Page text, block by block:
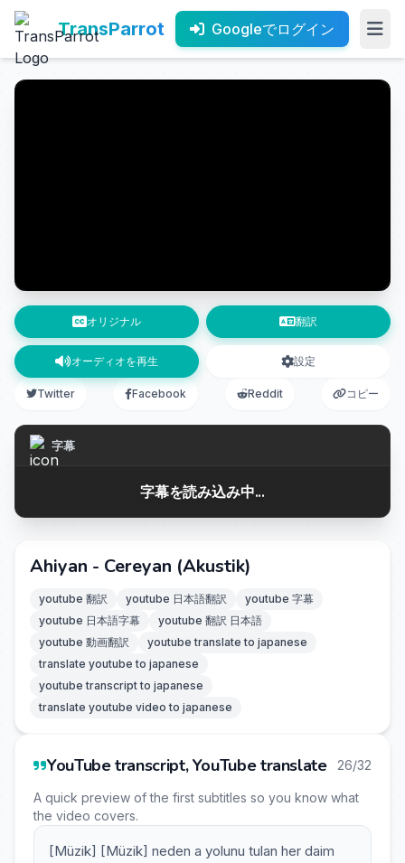
TransParrot Googleでログイン
オリジナル 翻訳
オーディオを再生 設定
Twitter Facebook Reddit コピー
字幕
字幕を読み込み中...
Ahiyan - Cereyan (Akustik)
youtube 翻訳 youtube 日本語翻訳
youtube 字幕
youtube 日本語字幕
youtube 翻訳 日本語
youtube 動画翻訳
youtube translate to japanese
translate youtube to japanese
youtube transcript to japanese
translate youtube video to japanese
YouTube transcript, YouTube translate 26/32
A quick preview of the first subtitles so you know what
the video covers.
[Müzik] [Müzik] neden a yolunu tulan her daim